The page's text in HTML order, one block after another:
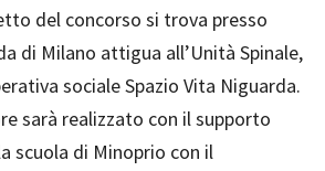
del concorso si trova presso
di Milano attigua all’Unità Spinale,
sociale Spazio Vita Niguarda.
sarà realizzato con il supporto
scuola di Minoprio con il